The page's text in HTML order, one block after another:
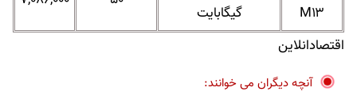
M۱۳
گیگابایت
اقتصادانلاین
آنچه دیگران می خوانند: